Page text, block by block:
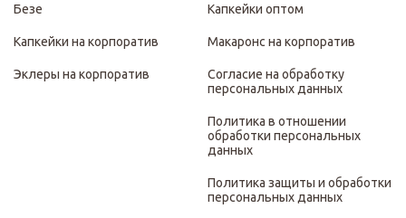
Безе
Капкейки на корпоратив
Эклеры на корпоратив
Капкейки оптом
Макаронс на корпоратив
Согласие на обработку
персональных данных
Политика в отношении
обработки персональных
данных
Политика защиты и обработки
персональных данных